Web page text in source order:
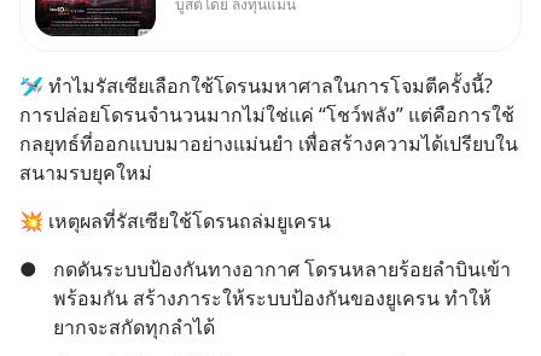
ใหม่ 9 ตัว เข้ากองทุน.. ครอบคลุม
50% ค่าธรรมเนียมซื้อ | ยอด 2
ล้านบาทขึ้นไป ฟรีค่าธรร
บูสต์โดย ลงทุนแมน
🛩️ ทำไมรัสเซียเลือกใช้โดรนมหาศาลในการโจมตีครั้งนี้?
การปล่อยโดรนจำนวนมากไม่ใช่แค่ “โชว์พลัง” แต่คือการใช้
กลยุทธ์ที่ออกแบบมาอย่างแม่นยำ เพื่อสร้างความได้เปรียบใน
สนามรบยุคใหม่
💥 เหตุผลที่รัสเซียใช้โดรนถล่มยูเครน
●
กดดันระบบป้องกันทางอากาศ โดรนหลายร้อยลำบินเข้า
พร้อมกัน สร้างภาระให้ระบบป้องกันของยูเครน ทำให้
ยากจะสกัดทุกลำได้